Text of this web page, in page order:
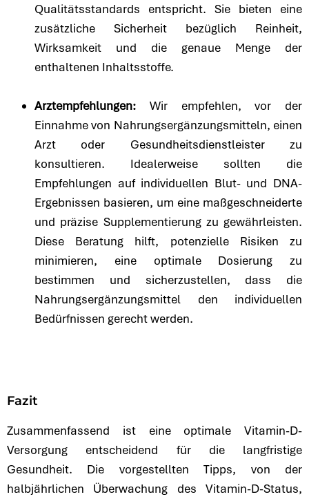
Qualitätsstandards entspricht. Sie bieten eine
zusätzliche Sicherheit bezüglich Reinheit,
Wirksamkeit und die genaue Menge der
enthaltenen Inhaltsstoffe.
Arztempfehlungen: Wir empfehlen, vor der
Einnahme von Nahrungsergänzungsmitteln, einen
Arzt oder Gesundheitsdienstleister zu
konsultieren. Idealerweise sollten die
Empfehlungen auf individuellen Blut- und DNA-
Ergebnissen basieren, um eine maßgeschneiderte
und präzise Supplementierung zu gewährleisten.
Diese Beratung hilft, potenzielle Risiken zu
minimieren, eine optimale Dosierung zu
bestimmen und sicherzustellen, dass die
Nahrungsergänzungsmittel den individuellen
Bedürfnissen gerecht werden.
Fazit
Zusammenfassend ist eine optimale Vitamin-D-
Versorgung entscheidend für die langfristige
Gesundheit. Die vorgestellten Tipps, von der
halbjährlichen Überwachung des Vitamin-D-Status,